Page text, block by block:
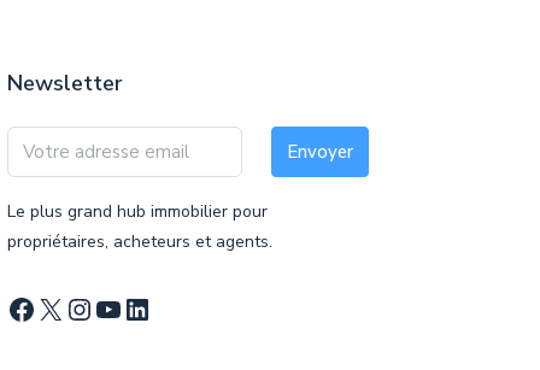
Newsletter
Envoyer
Le plus grand hub immobilier pour
propriétaires, acheteurs et agents.